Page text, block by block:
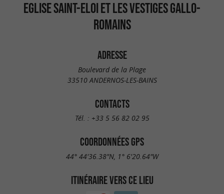
EGLISE SAINT-ELOI ET LES VESTIGES GALLO-
ROMAINS
ADRESSE
Boulevard de la Plage
33510 ANDERNOS-LES-BAINS
CONTACTS
Tél. : +33 5 56 82 02 95
COORDONNÉES GPS
44° 44'36.38"N, 1° 6'20.64"W
ITINÉRAIRE VERS CE LIEU